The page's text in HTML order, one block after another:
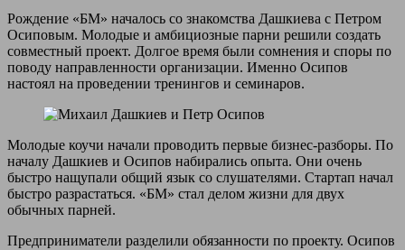
Рождение «БМ» началось со знакомства Дашкиева с Петром
Осиповым. Молодые и амбициозные парни решили создать
совместный проект. Долгое время были сомнения и споры по
поводу направленности организации. Именно Осипов
настоял на проведении тренингов и семинаров.
Молодые коучи начали проводить первые бизнес-разборы. По
началу Дашкиев и Осипов набирались опыта. Они очень
быстро нащупали общий язык со слушателями. Стартап начал
быстро разрастаться. «БМ» стал делом жизни для двух
обычных парней.
Предприниматели разделили обязанности по проекту. Осипов